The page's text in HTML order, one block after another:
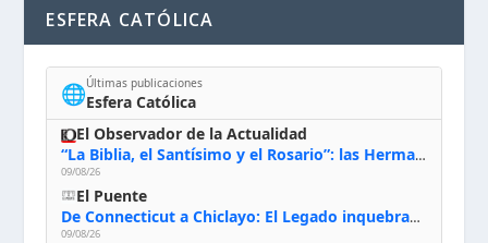
ESFERA CATÓLICA
🌐Últimas publicaciones
Esfera Católica
El Observador de la Actualidad
“La Biblia, el Santísimo y el Rosario”: las Hermanas de Belén, evacuadas por el incendio de Huelva, España
09/08/26
El Puente
De Connecticut a Chiclayo: El Legado inquebrantable de Monseñor Juan Tomis Stack
09/08/26